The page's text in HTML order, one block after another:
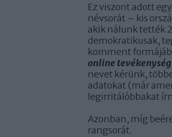
Ez viszont adott
névsorát – kis
akik nálunk tették
demokratikusak,
komment
online
nevet kérünk,
adatokat (már
legirritálóbbakat
Azonban, míg
rangsorát.